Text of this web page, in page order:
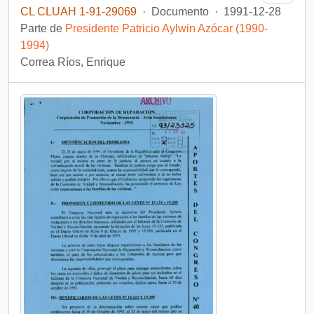
CL CLUAH 1-91-29069 · Documento · 1991-12-28
Parte de Presidente Patricio Aylwin Azócar (1990-
1994)
Correa Ríos, Enrique